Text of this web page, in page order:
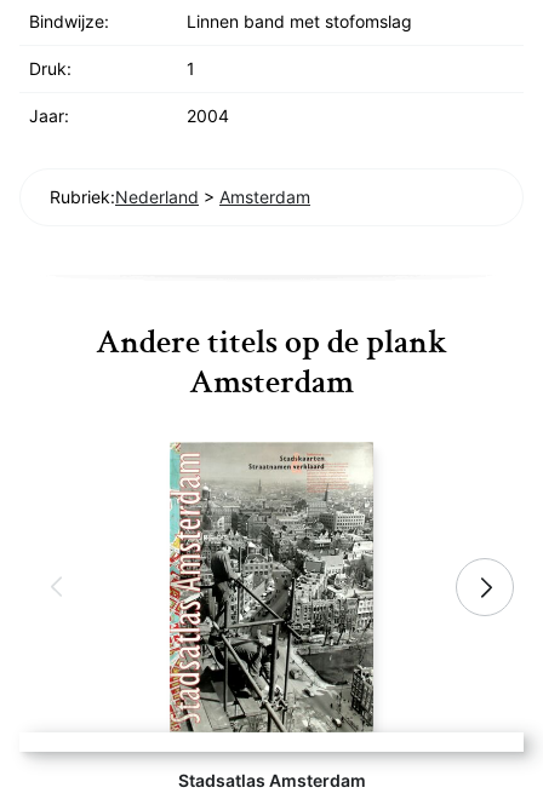
Bindwijze: Linnen band met stofomslag
Druk: 1
Jaar: 2004
Rubriek:Nederland > Amsterdam
Andere titels op de plank
Amsterdam
Stadsatlas Amsterdam